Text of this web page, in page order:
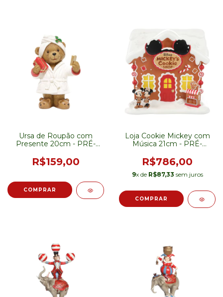
Ursa de Roupão com
Presente 20cm - PRÉ-
R$159,00
Loja Cookie Mickey com
Música 21cm - PRÉ-
R$786,00
9x de R$87,33 sem juros